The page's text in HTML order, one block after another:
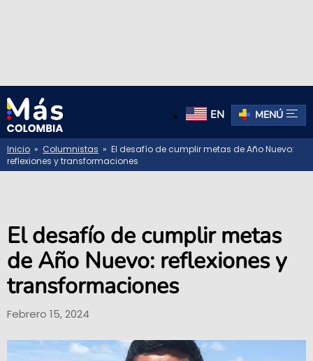
EN MENÚ
Inicio » Columnistas » El desafío de cumplir metas de Año Nuevo:
reflexiones y transformaciones
El desafío de cumplir metas
de Año Nuevo: reflexiones y
transformaciones
Febrero 15, 2024